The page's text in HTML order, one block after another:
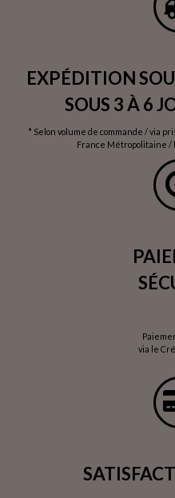
EXPÉDITION
SOUS 3 À 6
* Selon volume de commande / via
France Métropolitaine /
via le